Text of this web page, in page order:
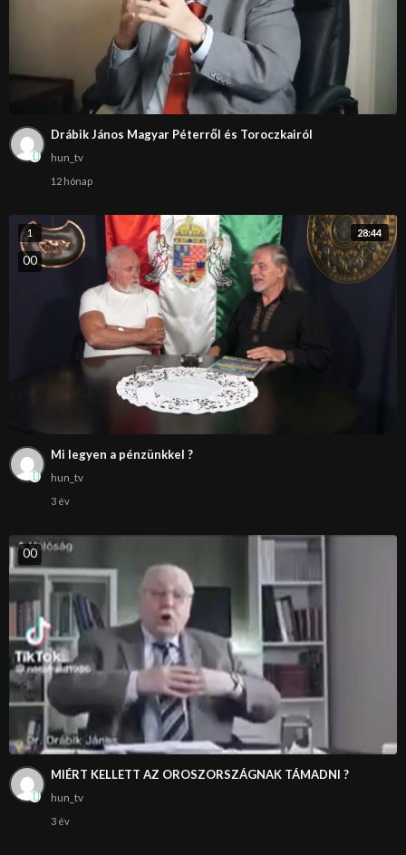
Drábik János Magyar Péterről és Toroczkairól
hun_tv
12 hónap
28:44
1
00
Mi legyen a pénzünkkel ?
hun_tv
3 év
00
MIÉRT KELLETT AZ OROSZORSZÁGNAK TÁMADNI ?
hun_tv
3 év